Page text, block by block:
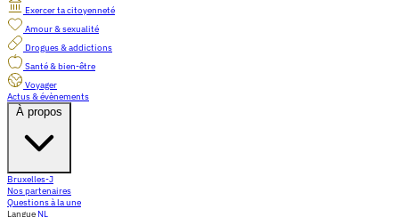
Exercer ta citoyenneté
Amour & sexualité
Drogues & addictions
Santé & bien-être
Voyager
Actus & évènements
À propos
Bruxelles-J
Nos partenaires
Questions à la une
Langue NL